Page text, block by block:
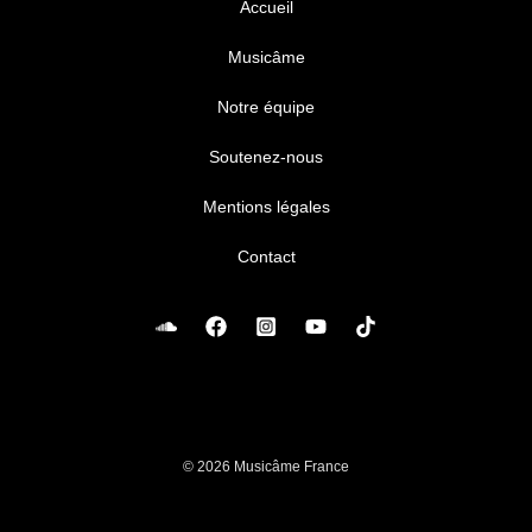
Accueil
Musicâme
Notre équipe
Soutenez-nous
Mentions légales
Contact
© 2026 Musicâme France